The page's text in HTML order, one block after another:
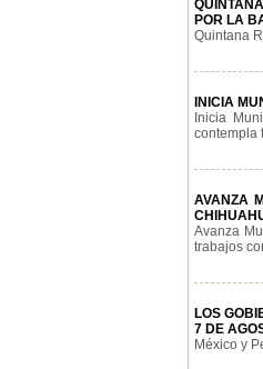
POR LA
Quintana
INICIA
Inicia
contempla
AVANZA
Avanza
trabajos
LOS
7 DE
México y